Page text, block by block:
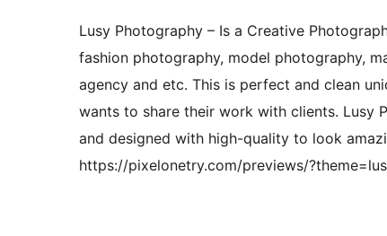
Lusy Photography – Is a Creative
fashion photography, model photography,
agency and etc. This is perfect and clean
wants to share their work with clients. Lusy
and designed with high-quality to look
https://pixelonetry.com/previews/